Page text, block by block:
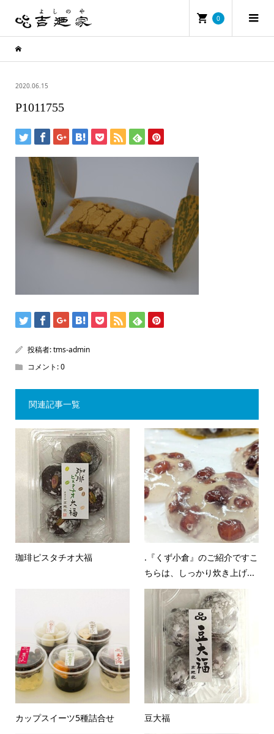
0
2020.06.15
P1011755
投稿者:tms-admin
コメント:0
関連記事一覧
珈琲ピスタチオ大福
.『くず小倉』のご紹介ですこ
ちらは、しっかり炊き上げ...
カップスイーツ5種詰合せ 豆大福